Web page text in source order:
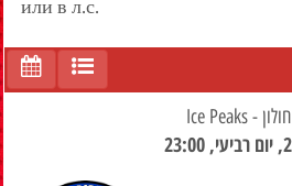
или в л.с.
חולון - Ice Peaks